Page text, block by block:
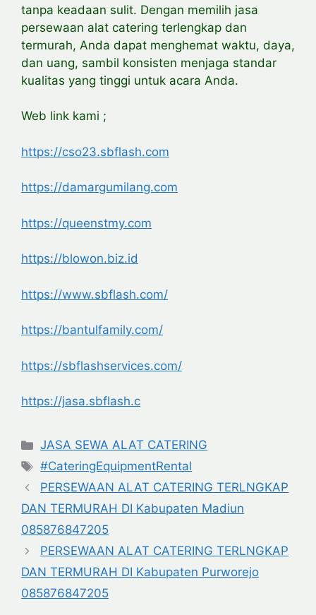
tanpa keadaan sulit. Dengan memilih jasa
persewaan alat catering terlengkap dan
termurah, Anda dapat menghemat waktu, daya,
dan uang, sambil konsisten menjaga standar
kualitas yang tinggi untuk acara Anda.
Web link kami ;
https://cso23.sbflash.com
https://damargumilang.com
https://queenstmy.com
https://blowon.biz.id
https://www.sbflash.com/
https://bantulfamily.com/
https://sbflashservices.com/
https://jasa.sbflash.c
Categories
JASA SEWA ALAT CATERING
Tags
#CateringEquipmentRental
PERSEWAAN ALAT CATERING TERLNGKAP
DAN TERMURAH DI Kabupaten Madiun
085876847205
PERSEWAAN ALAT CATERING TERLNGKAP
DAN TERMURAH DI Kabupaten Purworejo
085876847205